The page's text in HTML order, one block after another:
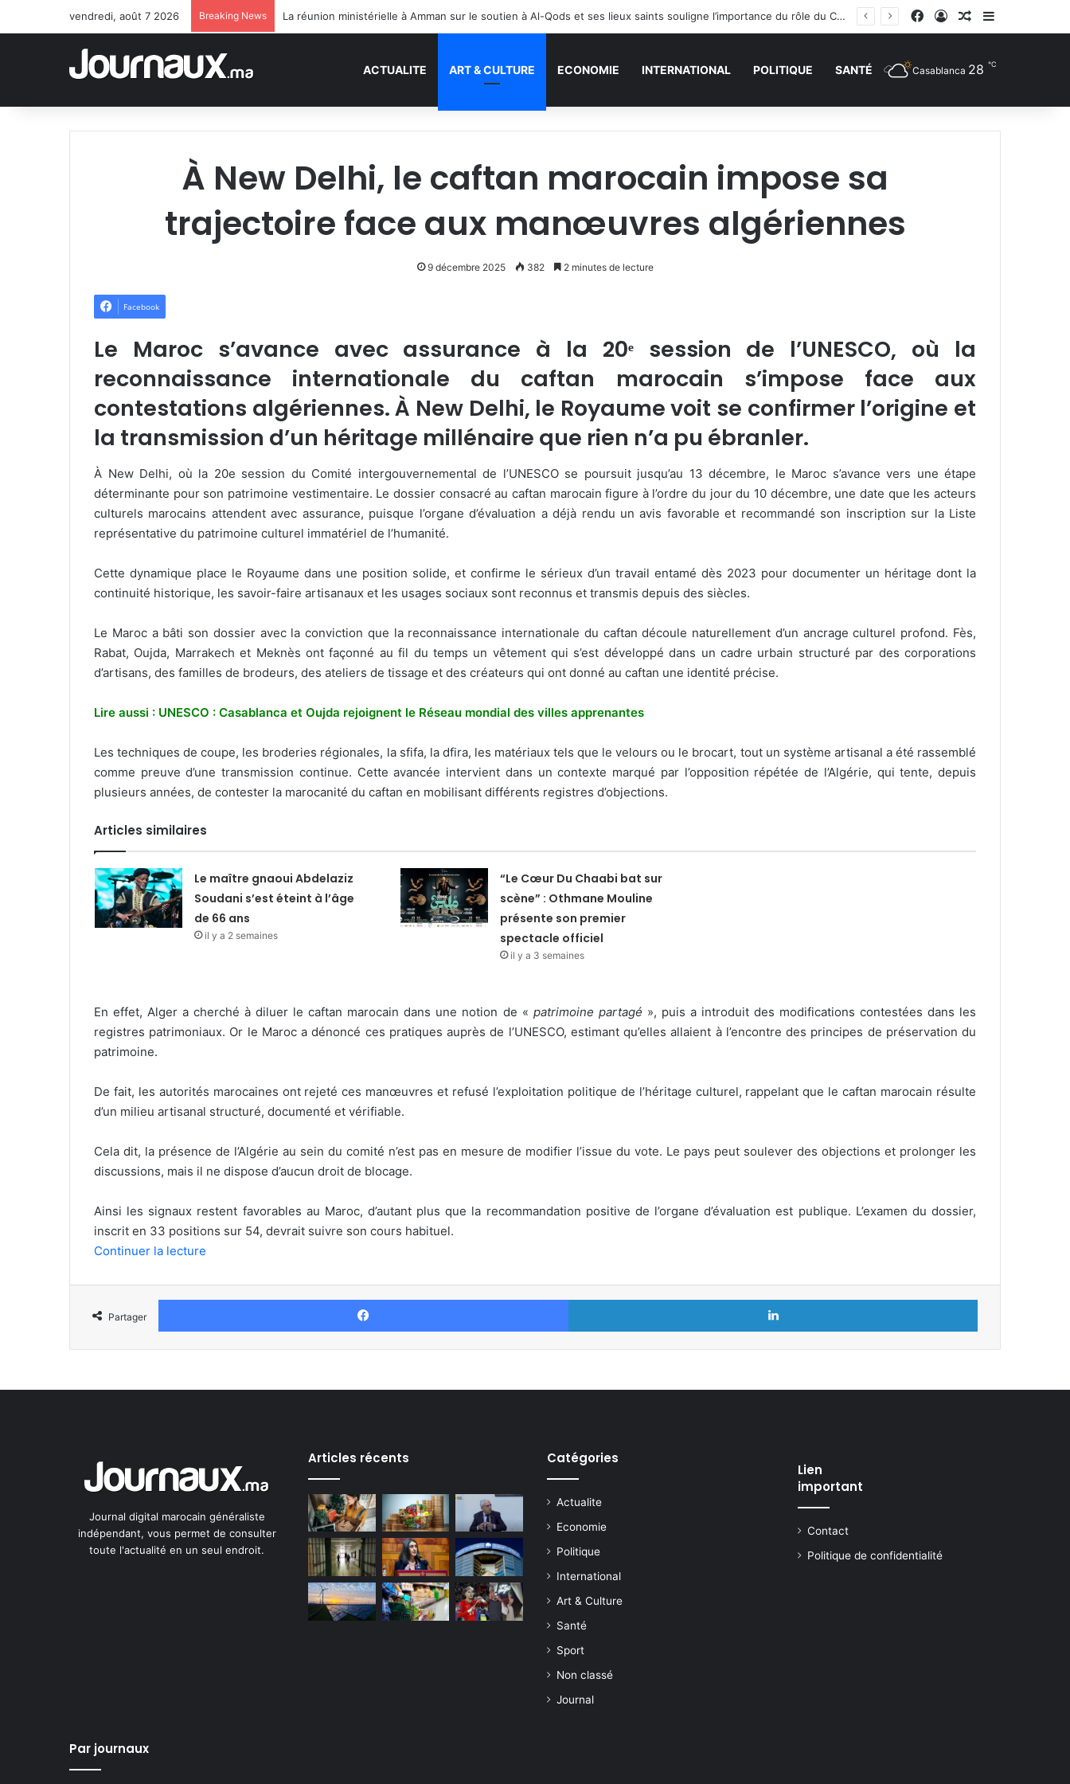
vendredi, août 7 2026 Breaking News La réunion ministérielle à Amman sur le soutien à Al-Qods et ses lieux saints souligne l’importance du rôle du Comité Al Qods présidé par SM le Roi Facebook
Connexion
Article Aléatoire
Sidebar
ACTUALITE ART & CULTURE ECONOMIE INTERNATIONAL POLITIQUE SANTÉ Casablanca 28 ℃
À New Delhi, le caftan marocain impose sa
trajectoire face aux manœuvres algériennes
9 décembre 2025 382 2 minutes de lecture
Facebook
Le Maroc s’avance avec assurance à la 20ᵉ session de l’UNESCO, où la
reconnaissance internationale du caftan marocain s’impose face aux
contestations algériennes. À New Delhi, le Royaume voit se confirmer l’origine et
la transmission d’un héritage millénaire que rien n’a pu ébranler.
À New Delhi, où la 20e session du Comité intergouvernemental de l’UNESCO se poursuit jusqu’au 13 décembre, le Maroc s’avance vers une étape
déterminante pour son patrimoine vestimentaire. Le dossier consacré au caftan marocain figure à l’ordre du jour du 10 décembre, une date que les acteurs
culturels marocains attendent avec assurance, puisque l’organe d’évaluation a déjà rendu un avis favorable et recommandé son inscription sur la Liste
représentative du patrimoine culturel immatériel de l’humanité.
Cette dynamique place le Royaume dans une position solide, et confirme le sérieux d’un travail entamé dès 2023 pour documenter un héritage dont la
continuité historique, les savoir-faire artisanaux et les usages sociaux sont reconnus et transmis depuis des siècles.
Le Maroc a bâti son dossier avec la conviction que la reconnaissance internationale du caftan découle naturellement d’un ancrage culturel profond. Fès,
Rabat, Oujda, Marrakech et Meknès ont façonné au fil du temps un vêtement qui s’est développé dans un cadre urbain structuré par des corporations
d’artisans, des familles de brodeurs, des ateliers de tissage et des créateurs qui ont donné au caftan une identité précise.
Lire aussi : UNESCO : Casablanca et Oujda rejoignent le Réseau mondial des villes apprenantes
Les techniques de coupe, les broderies régionales, la sfifa, la dfira, les matériaux tels que le velours ou le brocart, tout un système artisanal a été rassemblé
comme preuve d’une transmission continue. Cette avancée intervient dans un contexte marqué par l’opposition répétée de l’Algérie, qui tente, depuis
plusieurs années, de contester la marocanité du caftan en mobilisant différents registres d’objections.
Articles similaires
Le maître gnaoui Abdelaziz
Soudani s’est éteint à l’âge
de 66 ans
il y a 2 semaines
“Le Cœur Du Chaabi bat sur
scène” : Othmane Mouline
présente son premier
spectacle officiel
il y a 3 semaines
En effet, Alger a cherché à diluer le caftan marocain dans une notion de « patrimoine partagé », puis a introduit des modifications contestées dans les
registres patrimoniaux. Or le Maroc a dénoncé ces pratiques auprès de l’UNESCO, estimant qu’elles allaient à l’encontre des principes de préservation du
patrimoine.
De fait, les autorités marocaines ont rejeté ces manœuvres et refusé l’exploitation politique de l’héritage culturel, rappelant que le caftan marocain résulte
d’un milieu artisanal structuré, documenté et vérifiable.
Cela dit, la présence de l’Algérie au sein du comité n’est pas en mesure de modifier l’issue du vote. Le pays peut soulever des objections et prolonger les
discussions, mais il ne dispose d’aucun droit de blocage.
Ainsi les signaux restent favorables au Maroc, d’autant plus que la recommandation positive de l’organe d’évaluation est publique. L’examen du dossier,
inscrit en 33 positions sur 54, devrait suivre son cours habituel.
Continuer la lecture
Partager
Facebook Linkedin
Journal digital marocain généraliste
indépendant, vous permet de consulter
toute l'actualité en un seul endroit.
Articles récents Catégories
Actualite
Economie
Politique
International
Art & Culture
Santé
Sport
Non classé
Journal
Lien
important
Contact
Politique de confidentialité
Par journaux